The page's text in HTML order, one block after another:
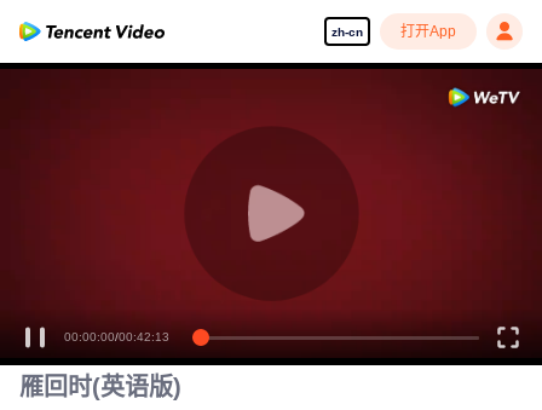
zh-cn 打开App
00:00:00/00:42:13
雁回时(英语版)